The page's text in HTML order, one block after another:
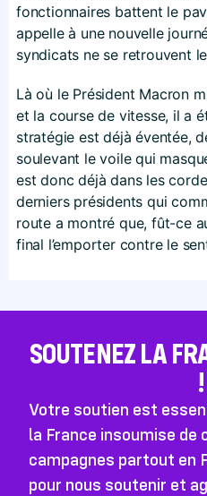
fonctionnaires battent le
appelle à une nouvelle
syndicats ne se retrouvent
Là où le Président Macron
et la course de vitesse, il a
stratégie est déjà éventée,
soulevant le voile qui
est donc déjà dans les
derniers présidents qui
route a montré que, fût-ce
final l’emporter contre le
SOUTENEZ LA
!
Votre soutien est
la France insoumise de
campagnes partout en
pour nous soutenir et